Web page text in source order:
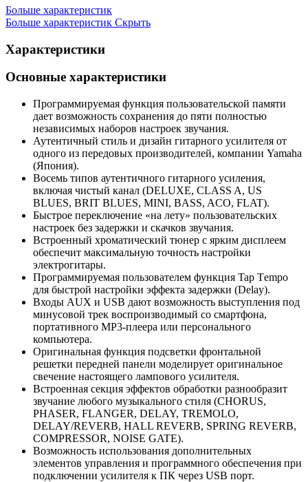
Больше характеристик
Больше характеристик Скрыть
Характеристики
Основные характеристики
Программируемая функция пользовательской памяти
дает возможность сохранения до пяти полностью
независимых наборов настроек звучания.
Аутентичный стиль и дизайн гитарного усилителя от
одного из передовых производителей, компании Yamaha
(Япония).
Восемь типов аутентичного гитарного усиления,
включая чистый канал (DELUXE, CLASS A, US
BLUES, BRIT BLUES, MINI, BASS, ACO, FLAT).
Быстрое переключение «на лету» пользовательских
настроек без задержки и скачков звучания.
Встроенный хроматический тюнер с ярким дисплеем
обеспечит максимальную точность настройки
электрогитары.
Программируемая пользователем функция Tap Тempo
для быстрой настройки эффекта задержки (Delay).
Входы AUX и USB дают возможность выступления под
минусовой трек воспроизводимый со смартфона,
портативного МР3-плеера или персонального
компьютера.
Оригинальная функция подсветки фронтальной
решетки передней панели моделирует оригинальное
свечение настоящего лампового усилителя.
Встроенная секция эффектов обработки разнообразит
звучание любого музыкального стиля (CHORUS,
PHASER, FLANGER, DELAY, TREMOLO,
DELAY/REVERB, HALL REVERB, SPRING REVERB,
COMPRESSOR, NOISE GATE).
Возможность использования дополнительных
элементов управления и программного обеспечения при
подключении усилителя к ПК через USB порт.